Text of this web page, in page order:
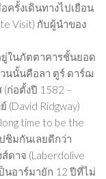
ครั้งเดินทางไปเยือน
Visit) กับผู้นำของ
ยู่ในภัตตาคารชั้นยอด
นนั้นคือลา ตูร์ ดาร์ฌ
(ก่อตั้งปี 1582 –
(David Ridgway)
time to be the
ชิมกันเลยดีกว่า
ดาจ (Laberdolive
ป็นอาร์มายัก 12 ปีที่ไม่